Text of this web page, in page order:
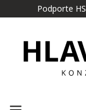
Podporte HS